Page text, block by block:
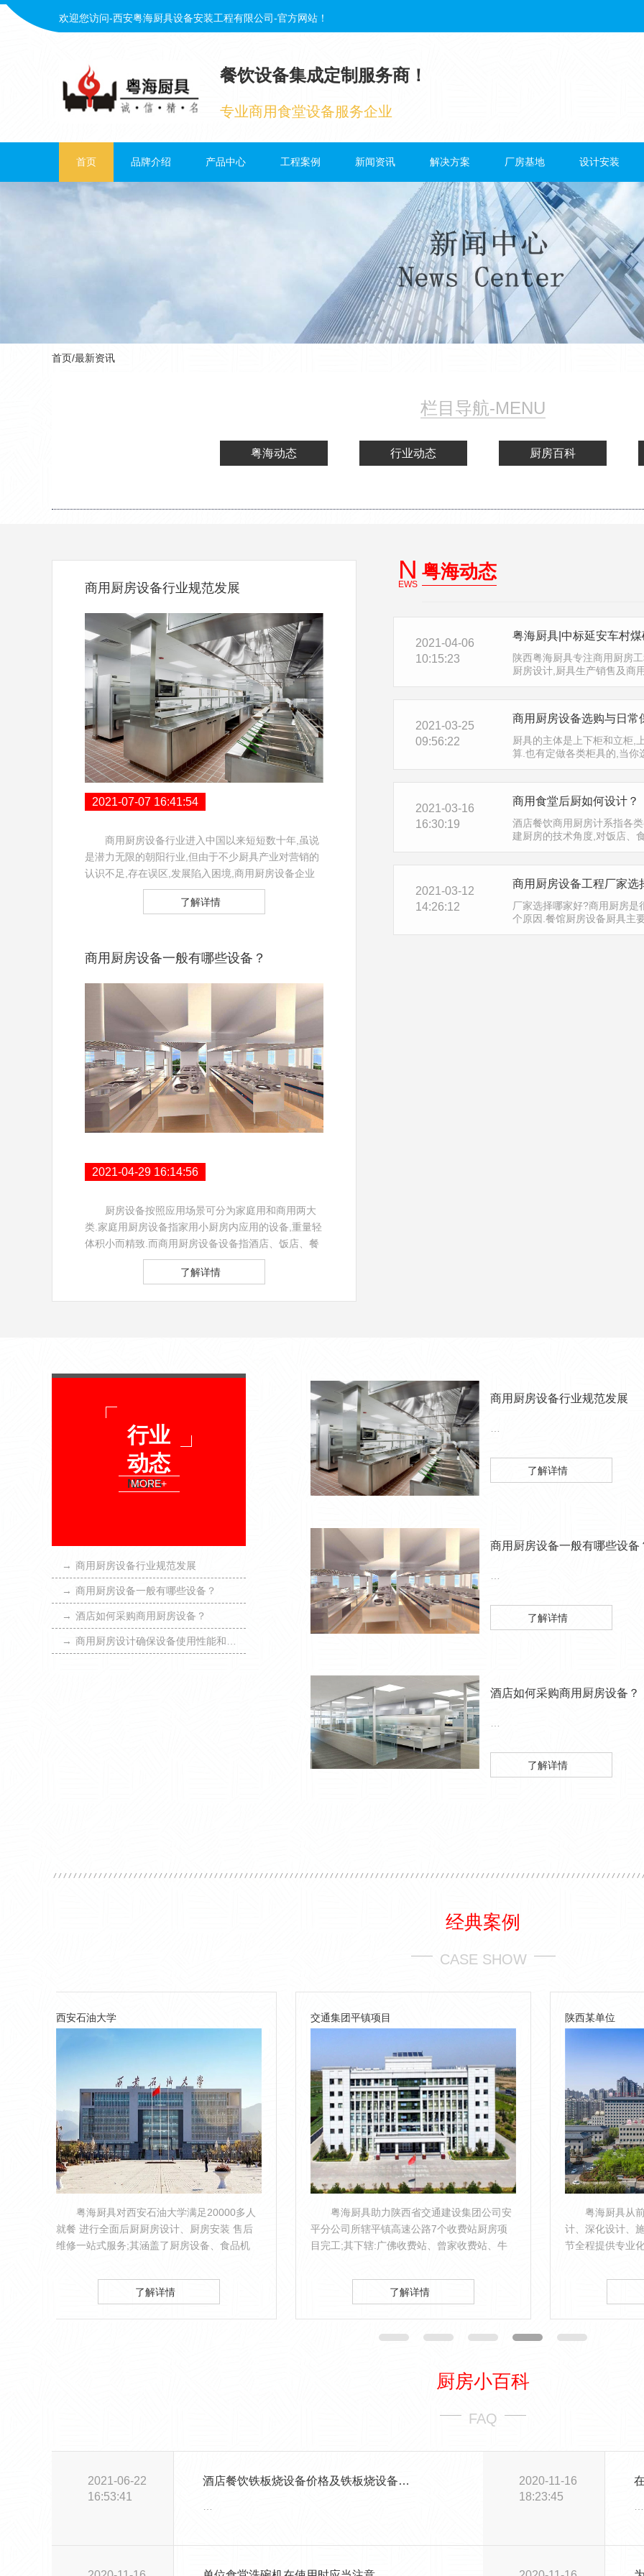
欢迎您访问-西安粤海厨具设备安装工程有限公司-官方网站！
餐饮设备集成定制服务商！
专业商用食堂设备服务企业
首页 品牌介绍 产品中心 工程案例 新闻资讯 解决方案 厂房基地 设计安装
首页/最新资讯
栏目导航-MENU
粤海动态 行业动态 厨房百科
商用厨房设备行业规范发展
2021-07-07 16:41:54
商用厨房设备行业进入中国以来短短数十年,虽说
是潜力无限的朝阳行业,但由于不少厨具产业对营销的
认识不足,存在误区,发展陷入困境,商用厨房设备企业
要发展,这些误区可不能乱入.…
了解详情
商用厨房设备一般有哪些设备？
2021-04-29 16:14:56
厨房设备按照应用场景可分为家庭用和商用两大
类.家庭用厨房设备指家用小厨房内应用的设备,重量轻
体积小而精致.而商用厨房设备设备指酒店、饭店、餐
厅、咖啡店等餐饮行业应用的厨房设备…
了解详情
N
EWS
粤海动态
2021-04-06
10:15:23
粤海厨具|中标延安车村
陕西粤海厨具专注商用厨房
厨房设计,厨具生产销售及商
2021-03-25
09:56:22
商用厨房设备选购与日常
厨具的主体是上下柜和立柜,
算.也有定做各类柜具的,当你
2021-03-16
16:30:19
商用食堂后厨如何设计？
酒店餐饮商用厨房计系指各
建厨房的技术角度,对饭店、
2021-03-12
14:26:12
商用厨房设备工程厂家选
厂家选择哪家好?商用厨房
个原因.餐馆厨房设备厨具主
行业
动态
NEWS
MORE+
→ 商用厨房设备行业规范发展
→ 商用厨房设备一般有哪些设备？
→ 酒店如何采购商用厨房设备？
→ 商用厨房设计确保设备使用性能和安全运营
商用厨房设备行业规范发展
了解详情
商用厨房设备一般有哪些设备
了解详情
酒店如何采购商用厨房设备？
了解详情
经典案例
CASE SHOW
对西安石油大学满足20000多人
面后厨厨房设计、厨房安装 售后
务;其涵盖了厨房设备、食品机
粤海厨具助力陕西省交通建设集团公司安
平分公司所辖平镇高速公路7个收费站厨房项
目完工;其下辖:广佛收费站、曾家收费站、牛
坪服务区厨房设备、排烟系统、餐座椅设备安
装调试等服务.对项目进行全面设计、厨房安装
粤海厨具从前期规划、厨房定位、方
计、深化设计、施工配合、设备非标定制
节全程提供专业化服务;其涵盖了厨房设
等设备服务.…
厨房小百科
FAQ
2021-06-22
16:53:41
酒店餐饮铁板烧设备价格及铁板烧设备选择要点
2020-11-16
18:23:45